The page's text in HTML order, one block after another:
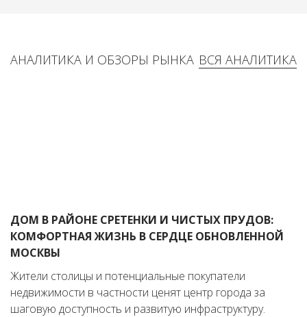
ВСЯ АНАЛИТИКА
АНАЛИТИКА И ОБЗОРЫ РЫНКА
ДОМ В РАЙОНЕ СРЕТЕНКИ И ЧИСТЫХ ПРУДОВ:
КОМФОРТНАЯ ЖИЗНЬ В СЕРДЦЕ ОБНОВЛЕННОЙ
МОСКВЫ
Жители столицы и потенциальные покупатели
недвижимости в частности ценят центр города за
шаговую доступность и развитую инфраструктуру.